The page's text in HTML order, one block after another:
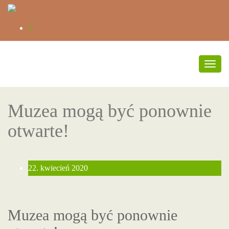
Muzea mogą być ponownie
otwarte!
22. kwiecień 2020
Muzea mogą być ponownie